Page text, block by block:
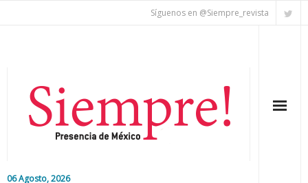
Síguenos en @Siempre_revista
06 Agosto, 2026